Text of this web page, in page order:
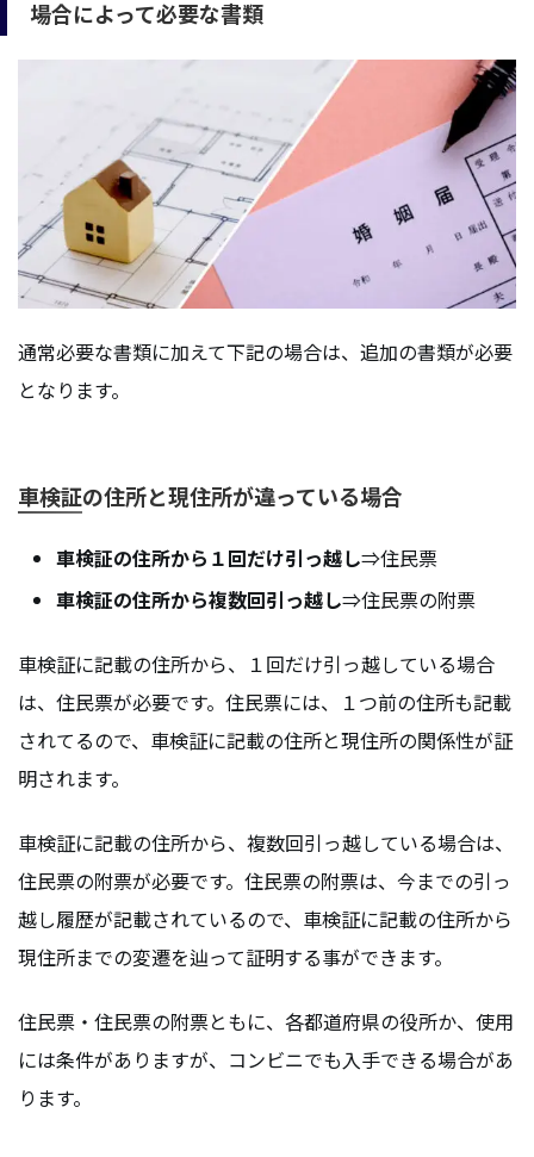
場合によって必要な書類
通常必要な書類に加えて下記の場合は、追加の書類が必要
となります。
車検証の住所と現住所が違っている場合
車検証の住所から１回だけ引っ越し⇒住民票
車検証の住所から複数回引っ越し⇒住民票の附票
車検証に記載の住所から、１回だけ引っ越している場合
は、住民票が必要です。住民票には、１つ前の住所も記載
されてるので、車検証に記載の住所と現住所の関係性が証
明されます。
車検証に記載の住所から、複数回引っ越している場合は、
住民票の附票が必要です。住民票の附票は、今までの引っ
越し履歴が記載されているので、車検証に記載の住所から
現住所までの変遷を辿って証明する事ができます。
住民票・住民票の附票ともに、各都道府県の役所か、使用
には条件がありますが、コンビニでも入手できる場合があ
ります。